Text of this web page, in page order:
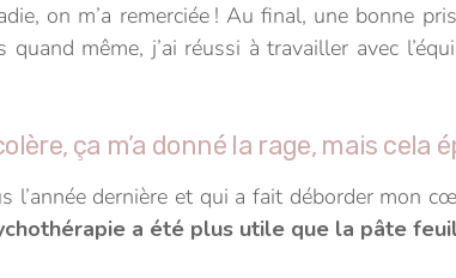
on m’a remerciée ! Au final, une bonne
même, j’ai réussi à travailler avec
ça m’a donné la rage, mais cela
l’année dernière et qui a fait déborder mon
a été plus utile que la pâte